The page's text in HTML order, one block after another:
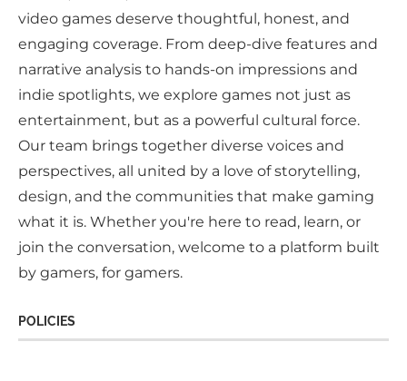
video games deserve thoughtful, honest, and
engaging coverage. From deep-dive features and
narrative analysis to hands-on impressions and
indie spotlights, we explore games not just as
entertainment, but as a powerful cultural force.
Our team brings together diverse voices and
perspectives, all united by a love of storytelling,
design, and the communities that make gaming
what it is. Whether you're here to read, learn, or
join the conversation, welcome to a platform built
by gamers, for gamers.
POLICIES